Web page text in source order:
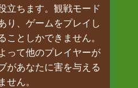
立ちます。観戦モード
り、ゲームをプレイし
ことしかできません。
って他のプレイヤーが
があなたに害を与える
せん。